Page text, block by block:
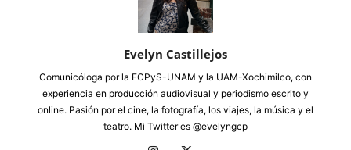
Evelyn Castillejos
Comunicóloga por la FCPyS-UNAM y la UAM-Xochimilco, con
experiencia en producción audiovisual y periodismo escrito y
online. Pasión por el cine, la fotografía, los viajes, la música y el
teatro. Mi Twitter es @evelyngcp